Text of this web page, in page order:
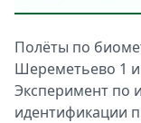
Полёты по
Шереметьево 1
Эксперимент по
идентификации